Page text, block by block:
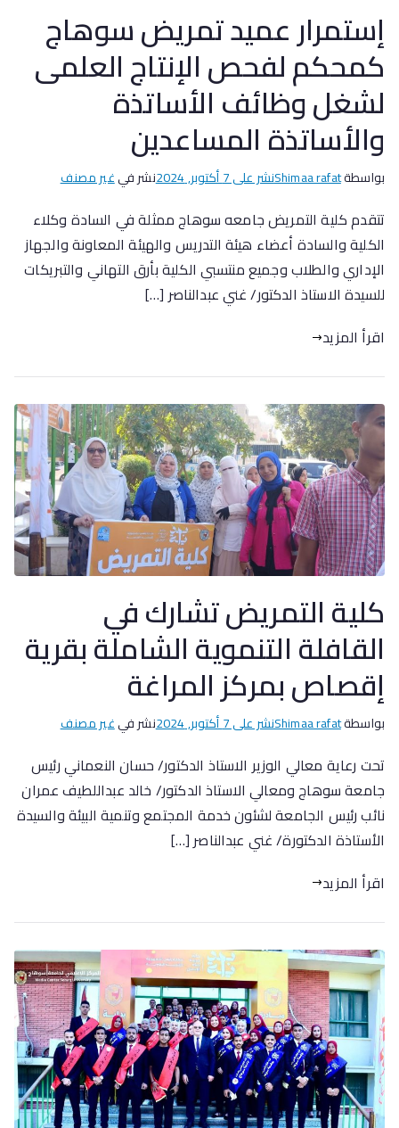
إستمرار عميد تمريض سوهاج
كمحكم لفحص الإنتاج العلمى
لشغل وظائف الأساتذة
والأساتذة المساعدين
بواسطةShimaa rafatنشر على7 أكتوبر, 2024 نشر فيغير مصنف
تتقدم كلية التمريض جامعه سوهاج ممثلة في السادة وكلاء
الكلية والسادة أعضاء هيئة التدريس والهيئة المعاونة والجهاز
الإداري والطلاب وجميع منتسبي الكلية بأرق التهاني والتبريكات
للسيدة الاستاذ الدكتور/ غني عبدالناصر […]
اقرأ المزيد
كلية التمريض تشارك في
القافلة التنموية الشاملة بقرية
إقصاص بمركز المراغة
بواسطةShimaa rafatنشر على7 أكتوبر, 2024 نشر فيغير مصنف
تحت رعاية معالي الوزير الاستاذ الدكتور/ حسان النعماني رئيس
جامعة سوهاج ومعالي الاستاذ الدكتور/ خالد عبداللطيف عمران
نائب رئيس الجامعة لشئون خدمة المجتمع وتنمية البيئة والسيدة
الأستاذة الدكتورة/ غني عبدالناصر […]
اقرأ المزيد